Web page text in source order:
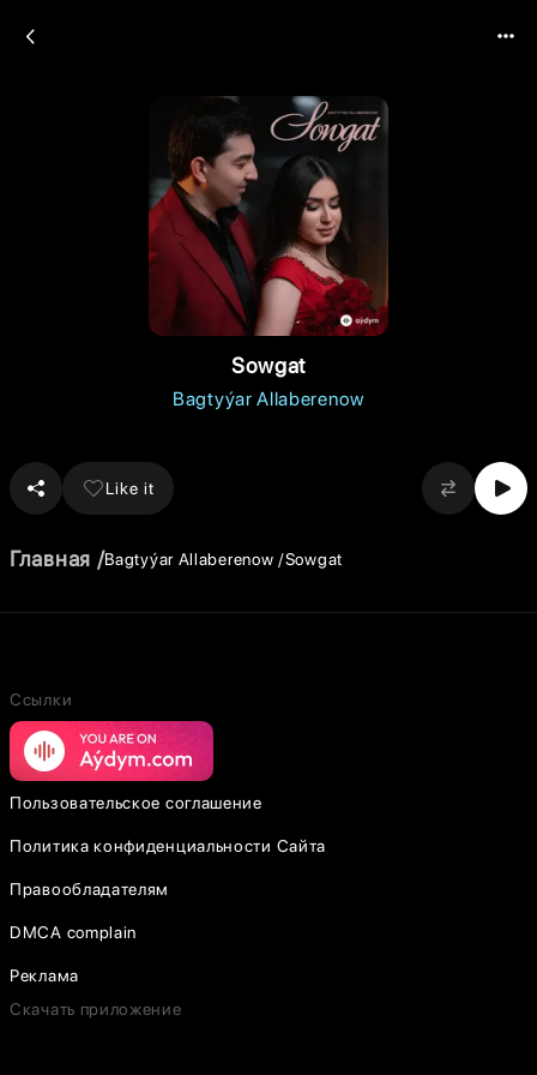
Sowgat
Bagtyýar Allaberenow
Like it
Главная Bagtyýar Allaberenow Sowgat
Ссылки
Пользовательское соглашение
Политика конфиденциальности Сайта
Правообладателям
DMCA complain
Реклама
Скачать приложение